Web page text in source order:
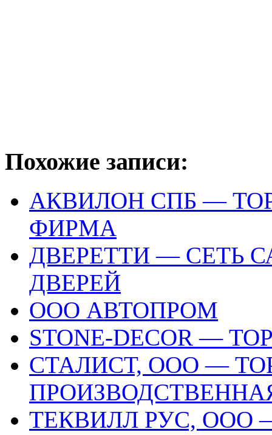
Похожие записи:
АКВИЛОН СПБ —
ФИРМА
ДВЕРЕТТИ — СЕТЬ
ДВЕРЕЙ
ООО АВТОПРОМ
STONE-DECOR —
СТАЛИСТ, ООО —
ТЕКВИЛЛ РУС, ООО